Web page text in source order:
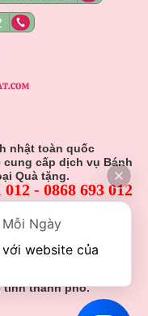
nhật toàn quốc
cung cấp dịch vụ Bánh
Quà tặng.
- 0868 693 012
693 012
cầu khách hàng và
tỉnh thành phố.
Mỗi Ngày
website của